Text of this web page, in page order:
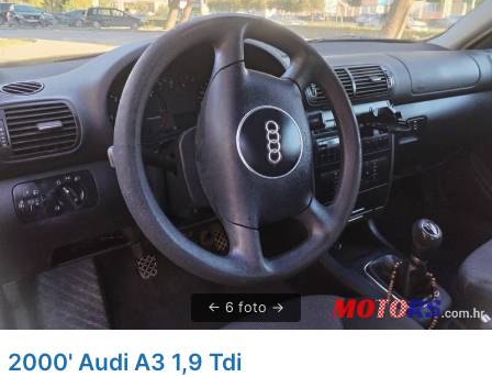
6 foto
2000' Audi A3 1,9 Tdi